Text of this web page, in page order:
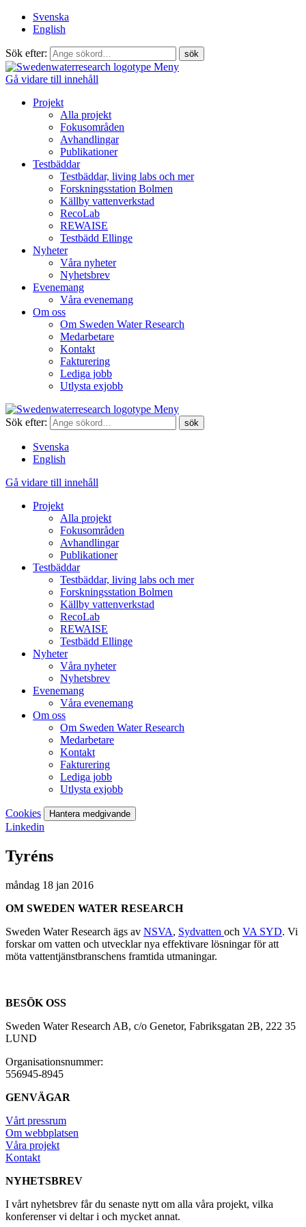
Svenska
English
Sök efter:
Meny
Gå vidare till innehåll
Projekt
Alla projekt
Fokusområden
Avhandlingar
Publikationer
Testbäddar
Testbäddar, living labs och mer
Forskningsstation Bolmen
Källby vattenverkstad
RecoLab
REWAISE
Testbädd Ellinge
Nyheter
Våra nyheter
Nyhetsbrev
Evenemang
Våra evenemang
Om oss
Om Sweden Water Research
Medarbetare
Kontakt
Fakturering
Lediga jobb
Utlysta exjobb
Meny
Sök efter:
Svenska
English
Gå vidare till innehåll
Projekt
Alla projekt
Fokusområden
Avhandlingar
Publikationer
Testbäddar
Testbäddar, living labs och mer
Forskningsstation Bolmen
Källby vattenverkstad
RecoLab
REWAISE
Testbädd Ellinge
Nyheter
Våra nyheter
Nyhetsbrev
Evenemang
Våra evenemang
Om oss
Om Sweden Water Research
Medarbetare
Kontakt
Fakturering
Lediga jobb
Utlysta exjobb
Cookies Hantera medgivande
Linkedin
Tyréns
måndag 18 jan 2016
OM SWEDEN WATER RESEARCH
Sweden Water Research ägs av NSVA, Sydvatten och VA SYD. Vi
forskar om vatten och utvecklar nya effektivare lösningar för att
möta vattentjänstbranschens framtida utmaningar.
BESÖK OSS
Sweden Water Research AB, c/o Genetor, Fabriksgatan 2B, 222 35
LUND
Organisationsnummer:
556945-8945
GENVÄGAR
Vårt pressrum
Om webbplatsen
Våra projekt
Kontakt
NYHETSBREV
I vårt nyhetsbrev får du senaste nytt om alla våra projekt, vilka
konferenser vi deltar i och mycket annat.